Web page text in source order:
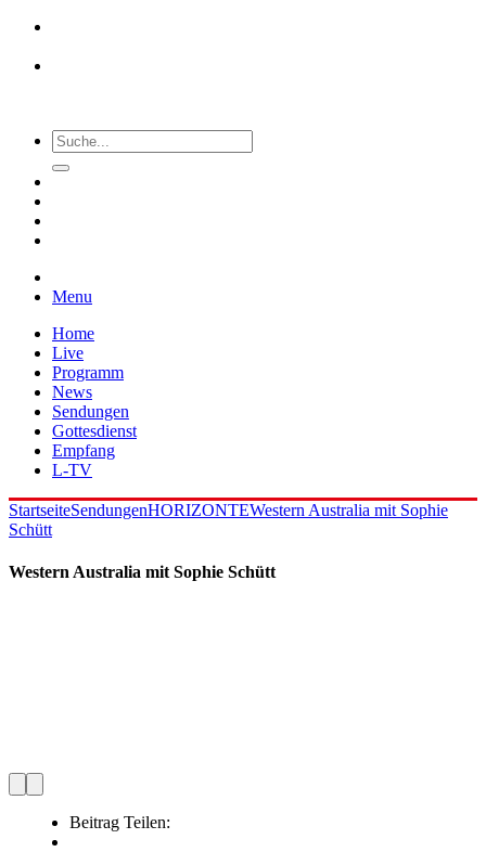
Menu
Home
Live
Programm
News
Sendungen
Gottesdienst
Empfang
L-TV
StartseiteSendungenHORIZONTEWestern Australia mit Sophie
Schütt
Western Australia mit Sophie Schütt
Beitrag Teilen: